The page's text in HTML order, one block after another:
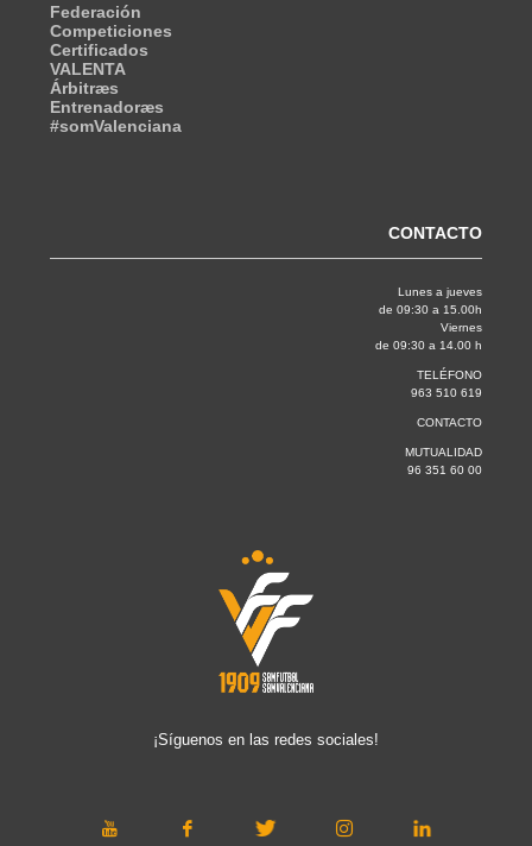
Federación
Competiciones
Certificados
VALENTA
Árbitræs
Entrenadoræs
#somValenciana
CONTACTO
Lunes a jueves
de 09:30 a 15.00h
Viernes
de 09:30 a 14.00 h
TELÉFONO
963 510 619
CONTACTO
MUTUALIDAD
96 351 60 00
¡Síguenos en las redes sociales!